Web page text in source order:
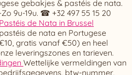
gebakjes & pastéis de nata.
9u-19u. ☎ +32 497 55 15 20
de Nata in Brussel
de nata en Portugese
gratis vanaf €50) en heel
leveringszones en tarieven.
Wettelijke vermeldingen van
btw-nummer,